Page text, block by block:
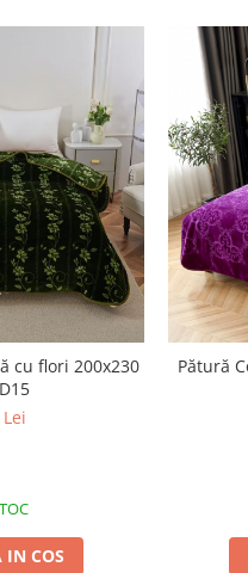
cu flori 200x230
IN COS
Pătură